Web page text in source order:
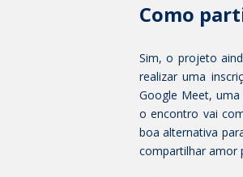
Como
Sim, o projeto
realizar uma
Google Meet, uma
o encontro vai
boa alternativa
compartilhar amor